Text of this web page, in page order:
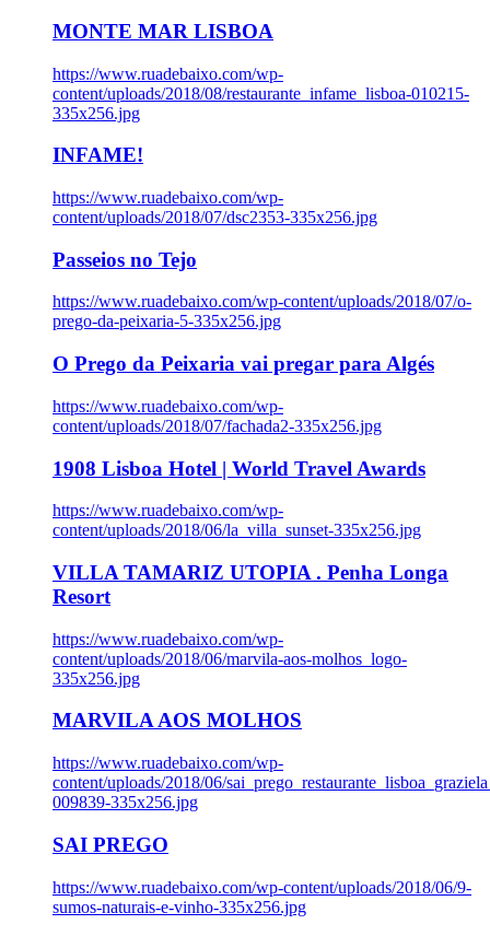
MONTE MAR LISBOA
https://www.ruadebaixo.com/wp-
content/uploads/2018/08/restaurante_infame_lisboa-010215-
335x256.jpg
INFAME!
https://www.ruadebaixo.com/wp-
content/uploads/2018/07/dsc2353-335x256.jpg
Passeios no Tejo
https://www.ruadebaixo.com/wp-content/uploads/2018/07/o-
prego-da-peixaria-5-335x256.jpg
O Prego da Peixaria vai pregar para Algés
https://www.ruadebaixo.com/wp-
content/uploads/2018/07/fachada2-335x256.jpg
1908 Lisboa Hotel | World Travel Awards
https://www.ruadebaixo.com/wp-
content/uploads/2018/06/la_villa_sunset-335x256.jpg
VILLA TAMARIZ UTOPIA . Penha Longa
Resort
https://www.ruadebaixo.com/wp-
content/uploads/2018/06/marvila-aos-molhos_logo-
335x256.jpg
MARVILA AOS MOLHOS
https://www.ruadebaixo.com/wp-
content/uploads/2018/06/
009839-335x256.jpg
SAI PREGO
https://www.ruadebaixo.com/wp-content/uploads/2018/06/9-
sumos-naturais-e-vinho-335x256.jpg